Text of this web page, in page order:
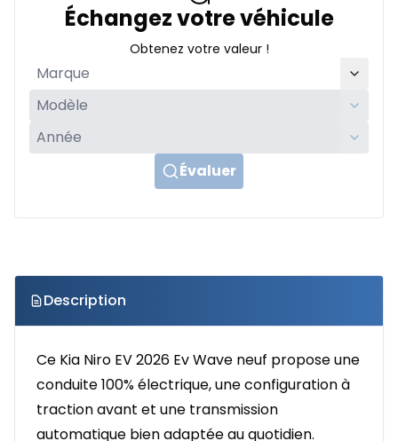
Échangez votre véhicule
Obtenez votre valeur !
Évaluer
Description
Ce Kia Niro EV 2026 Ev Wave neuf propose une
conduite 100% électrique, une configuration à
traction avant et une transmission
automatique bien adaptée au quotidien.